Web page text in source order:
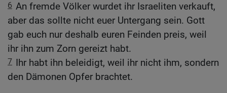
6 An fremde Völker wurdet ihr Israeliten verkauft,
aber das sollte nicht euer Untergang sein. Gott
gab euch nur deshalb euren Feinden preis, weil
ihr ihn zum Zorn gereizt habt.
7 Ihr habt ihn beleidigt, weil ihr nicht ihm, sondern
den Dämonen Opfer brachtet.